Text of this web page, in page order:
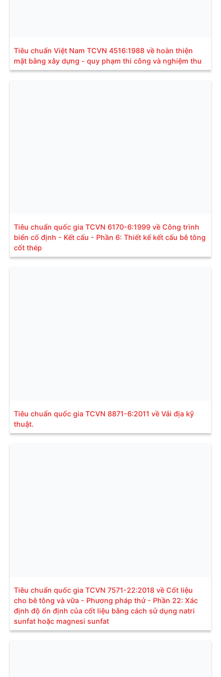
Tiêu chuẩn Việt Nam TCVN 4516:1988 về hoàn thiện
mặt bằng xây dựng - quy phạm thi công và nghiệm thu
Tiêu chuẩn quốc gia TCVN 6170-6:1999 về Công trình
biển cố định - Kết cấu - Phần 6: Thiết kế kết cấu bê tông
cốt thép
Tiêu chuẩn quốc gia TCVN 8871-6:2011 về Vải địa kỹ
thuật.
Tiêu chuẩn quốc gia TCVN 7571-22:2018 về Cốt liệu
cho bê tông và vữa - Phương pháp thử - Phần 22: Xác
định độ ổn định của cốt liệu bằng cách sử dụng natri
sunfat hoặc magnesi sunfat